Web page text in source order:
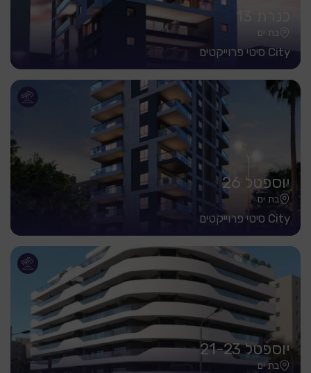
בת ים
City סיטי פרוייקטים
יוספטל 26
בת ים
City סיטי פרוייקטים
יוספטל 21-23
בת ים